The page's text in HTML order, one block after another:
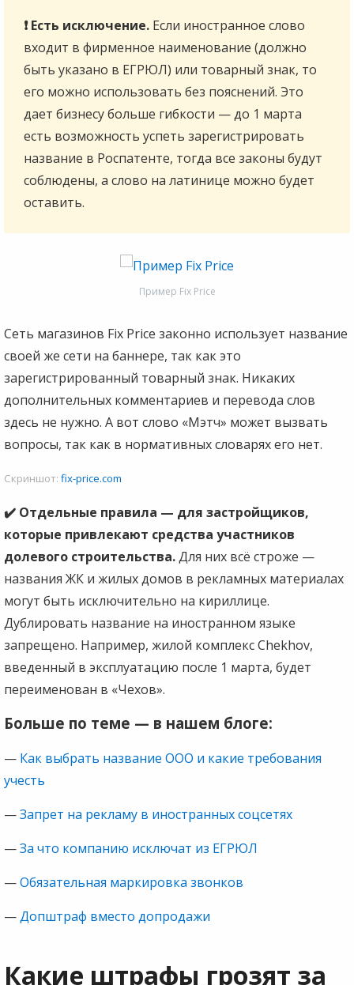
❗ Есть исключение. Если иностранное слово
входит в фирменное наименование (должно
быть указано в ЕГРЮЛ) или товарный знак, то
его можно использовать без пояснений. Это
дает бизнесу больше гибкости — до 1 марта
есть возможность успеть зарегистрировать
название в Роспатенте, тогда все законы будут
соблюдены, а слово на латинице можно будет
оставить.
Пример Fix Price
Сеть магазинов Fix Price законно использует название
своей же сети на баннере, так как это
зарегистрированный товарный знак. Никаких
дополнительных комментариев и перевода слов
здесь не нужно. А вот слово «Мэтч» может вызвать
вопросы, так как в нормативных словарях его нет.
Скриншот: fix-price.com
✔️ Отдельные правила — для застройщиков,
которые привлекают средства участников
долевого строительства.Для них всё строже —
названия ЖК и жилых домов в рекламных материалах
могут быть исключительно на кириллице.
Дублировать название на иностранном языке
запрещено. Например, жилой комплекс Chekhov,
введенный в эксплуатацию после 1 марта, будет
переименован в «Чехов».
Больше по теме — в нашем блоге:
— Как выбрать название ООО и какие требования
учесть
—Запрет на рекламу в иностранных соцсетях
—За что компанию исключат из ЕГРЮЛ
—Обязательная маркировка звонков
—Допштраф вместо допродажи
Какие штрафы грозят за